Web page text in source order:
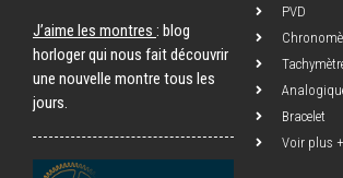
J’aime les montres : blog
horloger qui nous fait découvrir
une nouvelle montre tous les
jours.
PVD
Bracelet
Voir plus +